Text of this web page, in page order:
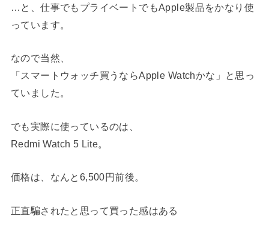
…と、仕事でもプライベートでもApple製品をかなり使
っています。
なので当然、
「スマートウォッチ買うならApple Watchかな」と思っ
ていました。
でも実際に使っているのは、
Redmi Watch 5 Lite。
価格は、なんと6,500円前後。
正直騙されたと思って買った感はある